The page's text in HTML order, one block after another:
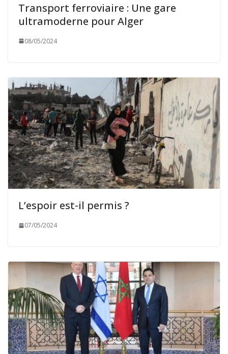
Transport ferroviaire : Une gare
ultramoderne pour Alger
08/05/2024
L’espoir est-il permis ?
07/05/2024